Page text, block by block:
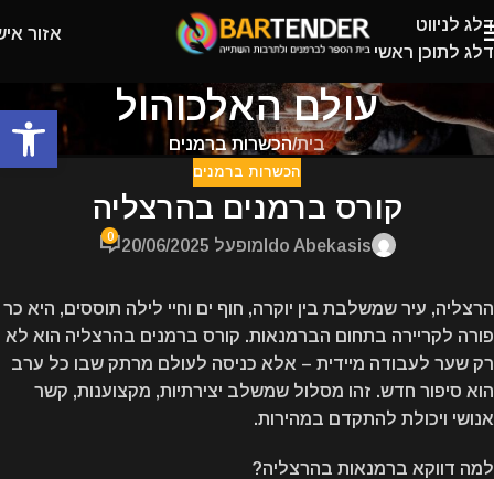
דלג לניווט
דלג לתוכן ראשי
אזור
עולם האלכוהול
בית/הכשרות ברמנים
הכשרות ברמנים
קורס ברמנים בהרצליה
Ido Abekasis מופעל 20/06/2025
0
הרצליה, עיר שמשלבת בין יוקרה, חוף ים וחיי לילה תוססים, היא כר
פורה לקריירה בתחום הברמנאות. קורס ברמנים בהרצליה הוא לא
רק שער לעבודה מיידית – אלא כניסה לעולם מרתק שבו כל ערב
הוא סיפור חדש. זהו מסלול שמשלב יצירתיות, מקצוענות, קשר
אנושי ויכולת להתקדם במהירות.
למה דווקא ברמנאות בהרצליה?